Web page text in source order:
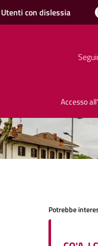
Utenti con dislessia
Accesso
Potrebbe